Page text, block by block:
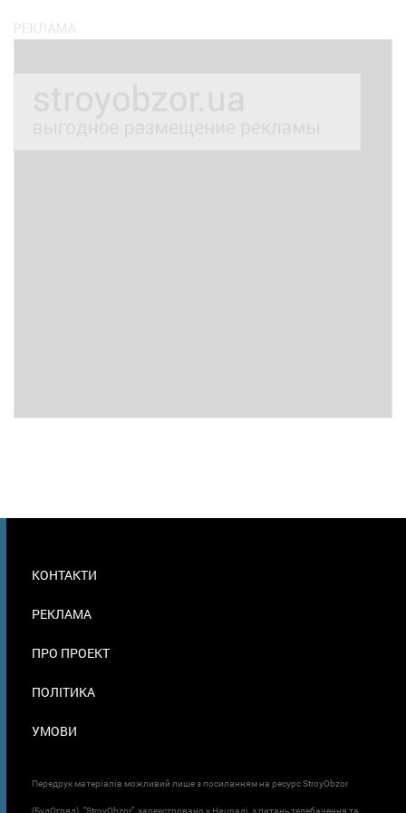
В
КОНТАКТИ
РЕКЛАМА
ПРО ПРОЕКТ
ПОЛІТИКА
УМОВИ
Передрук матеріалів можливий лише з посиланням на ресурс StroyObzor